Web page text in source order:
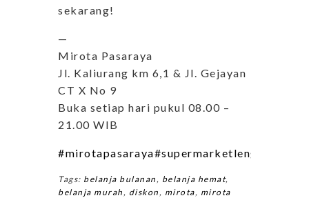
sekarang!
—
Mirota Pasaraya
Jl. Kaliurang km 6,1 & Jl. Gejayan
CT X No 9
Buka setiap hari pukul 08.00 –
21.00 WIB
#mirotapasaraya
Tags: belanja bulanan , belanja hemat,
belanja murah , diskon , mirota, mirota